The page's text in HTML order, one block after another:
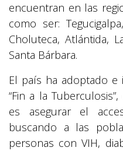
encuentran en las
como ser:
Choluteca, Atlántida,
Santa Bárbara.
El país ha adoptado e
“Fin a la
es asegurar el
buscando a las
personas con VIH,